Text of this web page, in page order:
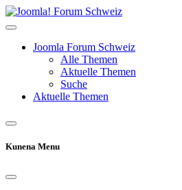
Joomla Forum Schweiz
Alle Themen
Aktuelle Themen
Suche
Aktuelle Themen
Kunena Menu